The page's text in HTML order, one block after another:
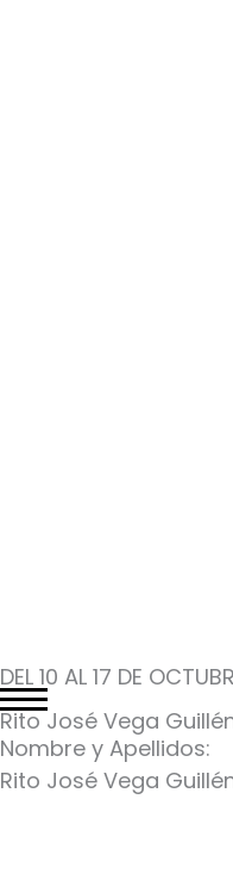
DEL 10 AL 17 DE
Rito José Vega
Nombre y Apellidos:
Rito José Vega